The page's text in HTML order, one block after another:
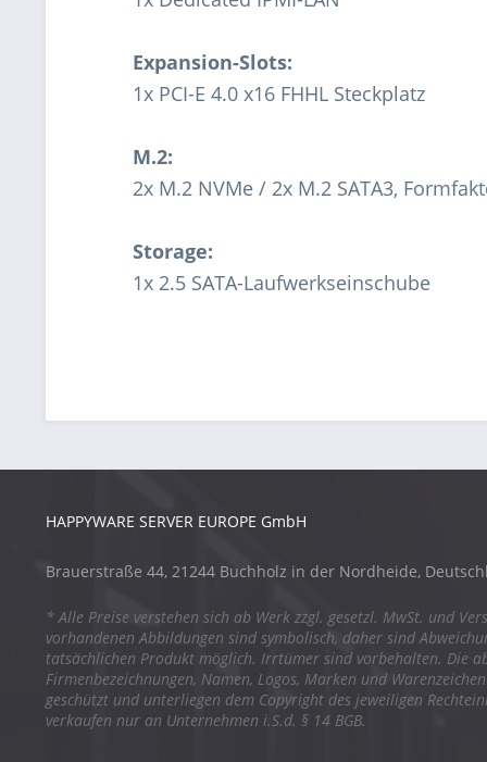
Expansion-Slots:
1x PCI-E 4.0 x16 FHHL Steckplatz
M.2:
2x M.2 NVMe / 2x M.2 SATA3,
Storage:
1x 2.5 SATA-Laufwerkseinschube
HAPPYWARE SERVER EUROPE GmbH
Brauerstraße 44, 21244 Buchholz in der Nordheide,
* Alle Preise verstehen sich ab Werk zzgl. gesetzl. MwSt. und
vorhandenen Abbildungen sind symbolisch, daher sind
tatsächlichen Produkt möglich. Irrtümer sind vorbehalten. Die
Firmenbezeichnungen, Namen, Logos, Marken und
geschützt und unterliegen dem Copyright des jeweiligen
verkaufen nur an Unternehmen i.S.d. § 14 BGB.